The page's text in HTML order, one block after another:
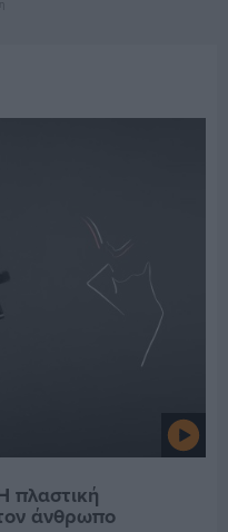
πλαστική
άνθρωπο